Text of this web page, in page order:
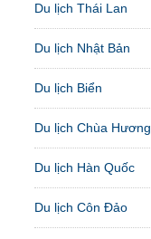
Du lịch Thái Lan
Du lịch Nhật Bản
Du lịch Biển
Du lịch Chùa Hương
Du lịch Hàn Quốc
Du lịch Côn Đảo